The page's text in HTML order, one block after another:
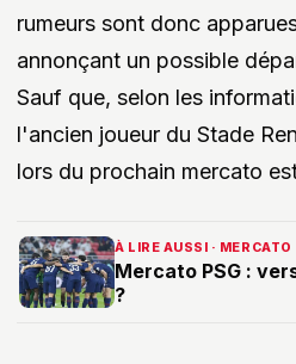
rumeurs sont donc
annonçant un possible
Sauf que, selon les
l'ancien joueur du Stade
lors du prochain mercato
À LIRE AUSSI · MERCATO
Mercato PSG :
?